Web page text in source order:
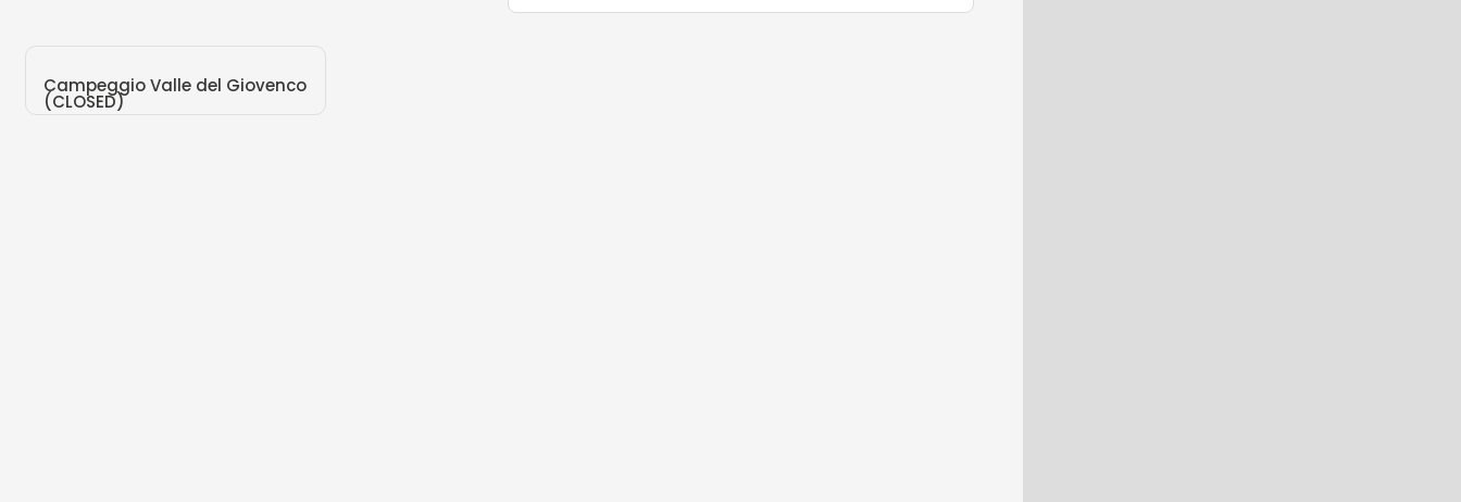
Campeggio Valle del Giovenco
(CLOSED)